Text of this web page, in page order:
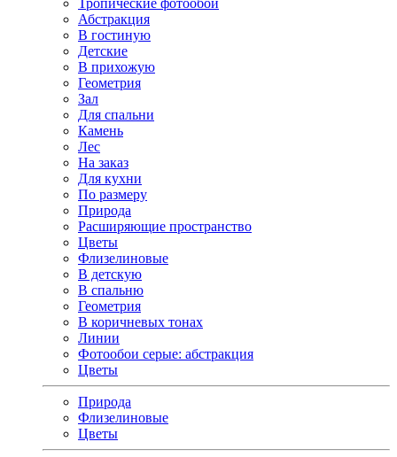
Тропические фотообои
Абстракция
В гостиную
Детские
В прихожую
Геометрия
Зал
Для спальни
Камень
Лес
На заказ
Для кухни
По размеру
Природа
Расширяющие пространство
Цветы
Флизелиновые
В детскую
В спальню
Геометрия
В коричневых тонах
Линии
Фотообои серые: абстракция
Цветы
Природа
Флизелиновые
Цветы